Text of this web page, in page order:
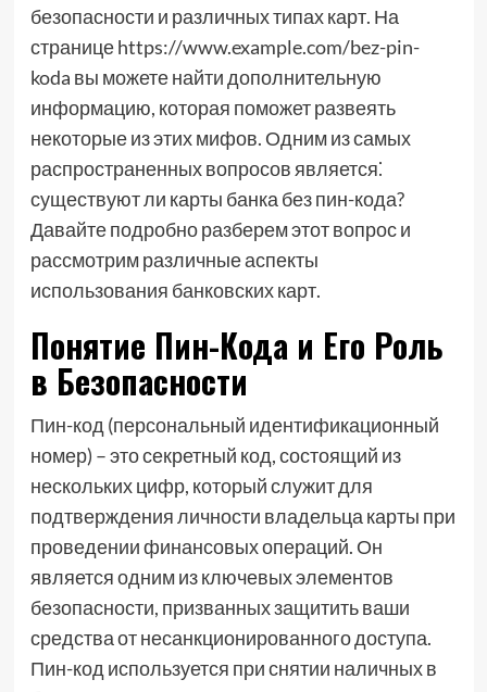
безопасности и различных типах карт. На
странице https://www.example.com/bez-pin-
koda вы можете найти дополнительную
информацию, которая поможет развеять
некоторые из этих мифов. Одним из самых
распространенных вопросов является⁚
существуют ли карты банка без пин-кода?
Давайте подробно разберем этот вопрос и
рассмотрим различные аспекты
использования банковских карт.
Понятие Пин-Кода и Его Роль
в Безопасности
Пин-код (персональный идентификационный
номер) – это секретный код, состоящий из
нескольких цифр, который служит для
подтверждения личности владельца карты при
проведении финансовых операций. Он
является одним из ключевых элементов
безопасности, призванных защитить ваши
средства от несанкционированного доступа.
Пин-код используется при снятии наличных в